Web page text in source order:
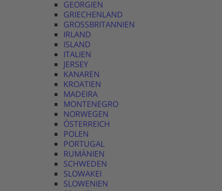
GEORGIEN
GRIECHENLAND
GROSSBRITANNIEN
IRLAND
ISLAND
ITALIEN
JERSEY
KANAREN
KROATIEN
MADEIRA
MONTENEGRO
NORWEGEN
ÖSTERREICH
POLEN
PORTUGAL
RUMÄNIEN
SCHWEDEN
SLOWAKEI
SLOWENIEN